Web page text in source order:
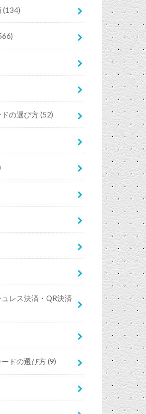
(134)
ドの選び方(52)
レス決済・QR決済
ードの選び方(9)